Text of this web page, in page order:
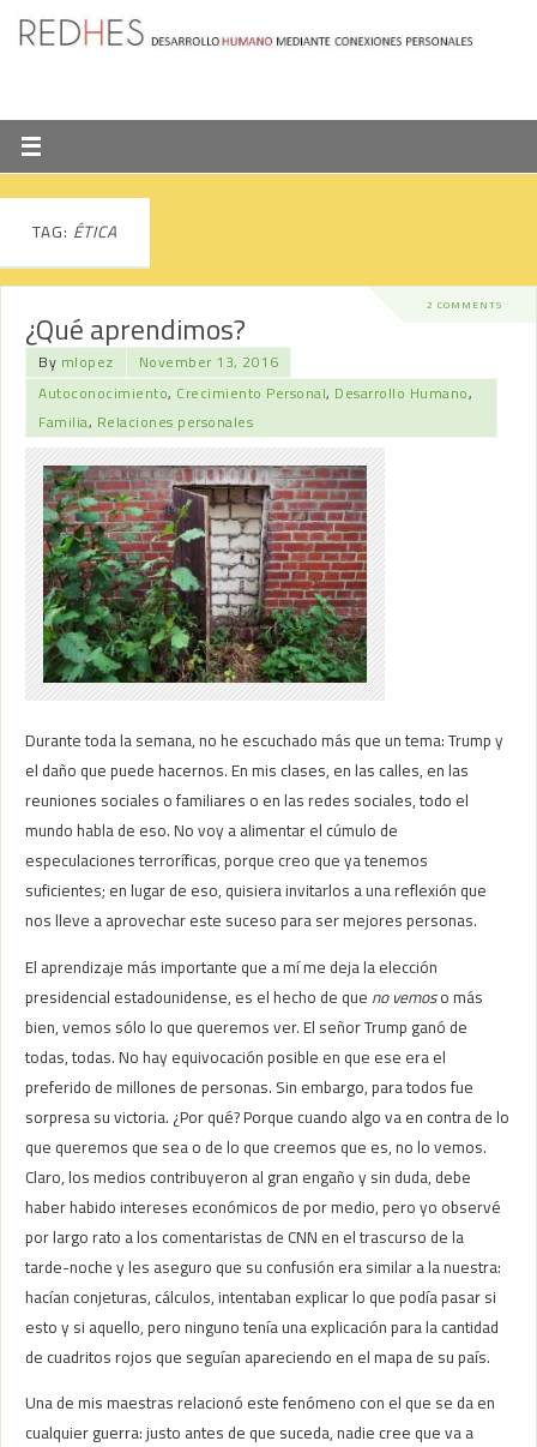
TAG: ÉTICA
2 COMMENTS
¿Qué aprendimos?
By mlopez
November 13, 2016
Autoconocimiento, Crecimiento Personal, Desarrollo Humano,
Familia, Relaciones personales
Durante toda la semana, no he escuchado más que un tema: Trump y
el daño que puede hacernos. En mis clases, en las calles, en las
reuniones sociales o familiares o en las redes sociales, todo el
mundo habla de eso. No voy a alimentar el cúmulo de
especulaciones terroríficas, porque creo que ya tenemos
suficientes; en lugar de eso, quisiera invitarlos a una reflexión que
nos lleve a aprovechar este suceso para ser mejores personas.
El aprendizaje más importante que a mí me deja la elección
presidencial estadounidense, es el hecho de que no vemoso más
bien, vemos sólo lo que queremos ver. El señor Trump ganó de
todas, todas. No hay equivocación posible en que ese era el
preferido de millones de personas. Sin embargo, para todos fue
sorpresa su victoria. ¿Por qué? Porque cuando algo va en contra de lo
que queremos que sea o de lo que creemos que es, no lo vemos.
Claro, los medios contribuyeron al gran engaño y sin duda, debe
haber habido intereses económicos de por medio, pero yo observé
por largo rato a los comentaristas de CNN en el trascurso de la
tarde-noche y les aseguro que su confusión era similar a la nuestra:
hacían conjeturas, cálculos, intentaban explicar lo que podía pasar si
esto y si aquello, pero ninguno tenía una explicación para la cantidad
de cuadritos rojos que seguían apareciendo en el mapa de su país.
Una de mis maestras relacionó este fenómeno con el que se da en
cualquier guerra: justo antes de que suceda, nadie cree que va a